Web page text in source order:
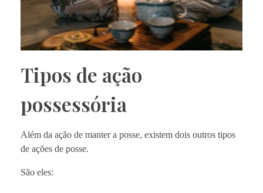
Tipos de ação
possessória
Além da ação de manter a posse, existem dois outros tipos
de ações de posse.
São eles: